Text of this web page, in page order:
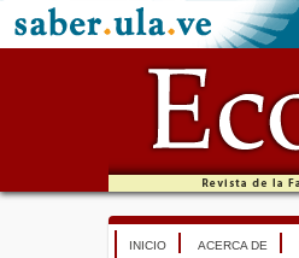
INICIO ACERCA DE